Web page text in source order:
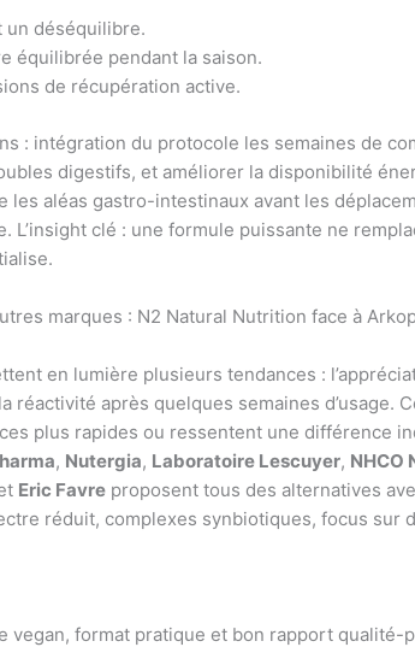
un déséquilibre.
équilibrée pendant la saison.
de récupération active.
: intégration du protocole les semaines de
digestifs, et améliorer la disponibilité
aléas gastro-intestinaux avant les
L’insight clé : une formule puissante ne
marques : N2 Natural Nutrition face à
en lumière plusieurs tendances :
réactivité après quelques semaines d’usage.
plus rapides ou ressentent une différence
, Nutergia, Laboratoire Lescuyer, NHCO
Eric Favre proposent tous des alternatives
réduit, complexes synbiotiques, focus sur
vegan, format pratique et bon rapport qualité-